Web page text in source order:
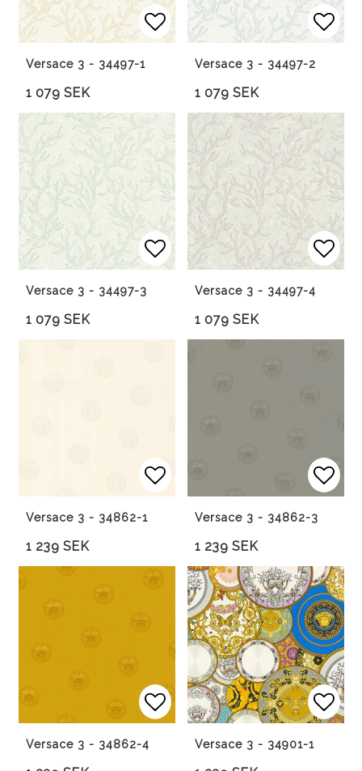
Lägg till i favoritlistan
Versace 3 - 34497-1
1 079 SEK
Versace 3 - 34497-2
1 079 SEK
Lägg till i favoritlistan
Versace 3 - 34497-3
1 079 SEK
Versace 3 - 34497-4
1 079 SEK
Lägg till i favoritlistan
Versace 3 - 34862-1
1 239 SEK
Versace 3 - 34862-3
1 239 SEK
Lägg till i favoritlistan
Versace 3 - 34862-4 Versace 3 - 34901-1